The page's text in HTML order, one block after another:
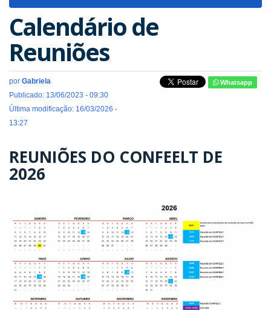
Calendário de
Reuniões
por Gabriela
Publicado: 13/06/2023 - 09:30
Última modificação: 16/03/2026 -
13:27
Whatsapp
REUNIÕES DO CONFEELT DE
2026